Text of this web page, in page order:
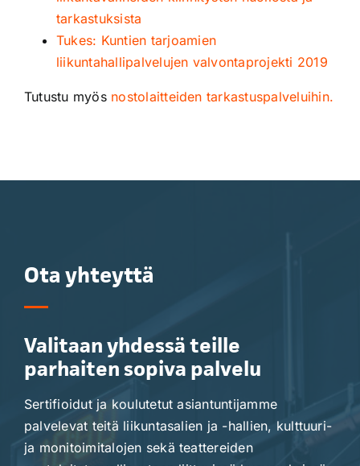
tarkastuksista
Tukes: Kuntien tarjoamien
liikuntahallipalvelujen valvontaprojekti 2019
Tutustu myös nostolaitteiden tarkastuspalveluihin.
Ota yhteyttä
Valitaan yhdessä teille
parhaiten sopiva palvelu
Sertifioidut ja koulutetut asiantuntijamme
palvelevat teitä liikuntasalien ja -hallien, kulttuuri-
ja monitoimitalojen sekä teattereiden